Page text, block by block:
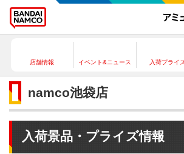
店舗情報 イベント&ニュース 入荷プライ
namco池袋店
入荷景品・プライズ情報